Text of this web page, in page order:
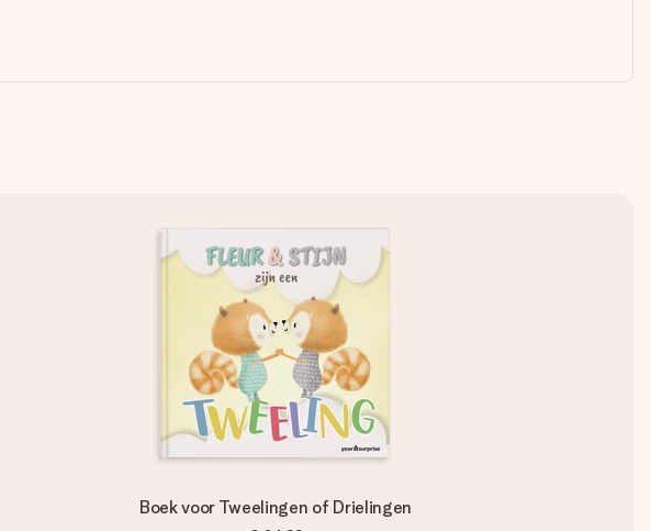
Boek voor Tweelingen of Drielingen